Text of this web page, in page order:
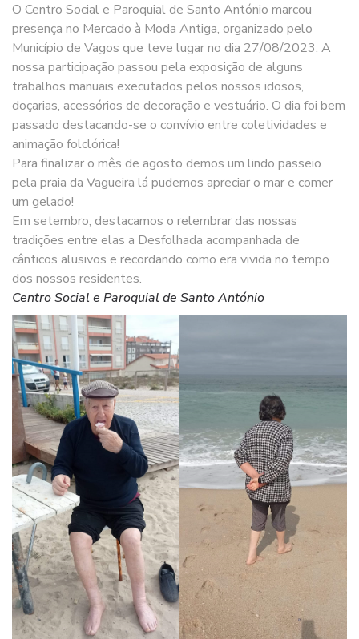
O Centro Social e Paroquial de Santo António marcou
presença no Mercado à Moda Antiga, organizado pelo
Município de Vagos que teve lugar no dia 27/08/2023. A
nossa participação passou pela exposição de alguns
trabalhos manuais executados pelos nossos idosos,
doçarias, acessórios de decoração e vestuário. O dia foi bem
passado destacando-se o convívio entre coletividades e
animação folclórica!
Para finalizar o mês de agosto demos um lindo passeio
pela praia da Vagueira lá pudemos apreciar o mar e comer
um gelado!
Em setembro, destacamos o relembrar das nossas
tradições entre elas a Desfolhada acompanhada de
cânticos alusivos e recordando como era vivida no tempo
dos nossos residentes.
Centro Social e Paroquial de Santo António